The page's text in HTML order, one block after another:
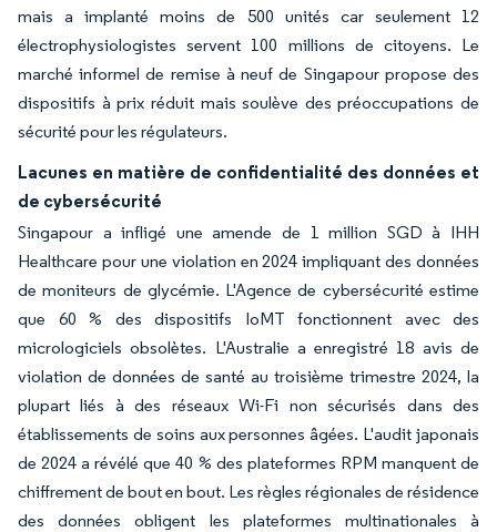
mais a implanté moins de 500 unités car seulement 12
électrophysiologistes servent 100 millions de citoyens. Le
marché informel de remise à neuf de Singapour propose des
dispositifs à prix réduit mais soulève des préoccupations de
sécurité pour les régulateurs.
Lacunes en matière de confidentialité des données et
de cybersécurité
Singapour a infligé une amende de 1 million SGD à IHH
Healthcare pour une violation en 2024 impliquant des données
de moniteurs de glycémie. L'Agence de cybersécurité estime
que 60 % des dispositifs IoMT fonctionnent avec des
micrologiciels obsolètes. L'Australie a enregistré 18 avis de
violation de données de santé au troisième trimestre 2024, la
plupart liés à des réseaux Wi-Fi non sécurisés dans des
établissements de soins aux personnes âgées. L'audit japonais
de 2024 a révélé que 40 % des plateformes RPM manquent de
chiffrement de bout en bout. Les règles régionales de résidence
des données obligent les plateformes multinationales à